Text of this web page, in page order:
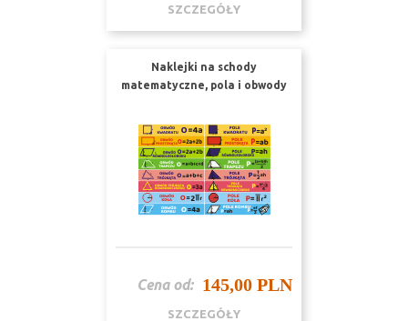
SZCZEGÓŁY
Naklejki na schody
matematyczne, pola i obwody
Cena od: 145,00 PLN
SZCZEGÓŁY